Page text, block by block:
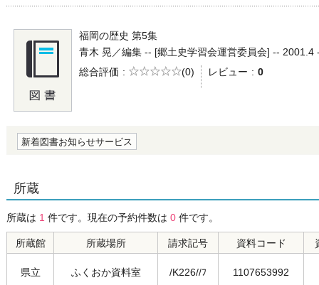
福岡の歴史 第5集
青木 晃／編集 -- [郷土史学習会運営委員会] -- 2001.4
総合評価
5段階評価
(0) レビュー 0
新着図書お知らせサービス
所蔵
所蔵は 1 件です。現在の予約件数は 0 件です。
所蔵館 所蔵場所 請求記号 資料コード
県立 ふくおか資料室 /K226//ﾌ 1107653992